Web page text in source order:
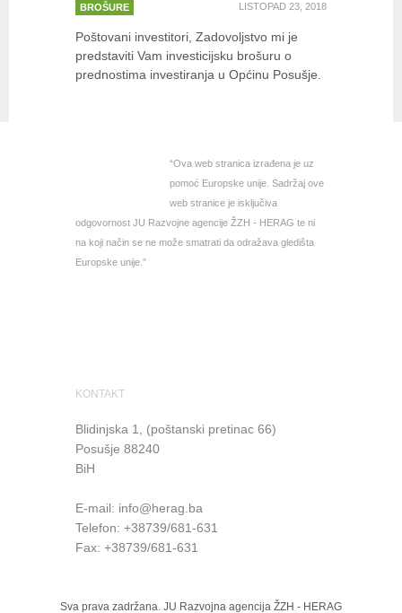
BROŠURE LISTOPAD 23, 2018
Poštovani investitori, Zadovoljstvo mi je
predstaviti Vam investicijsku brošuru o
prednostima investiranja u Općinu Posušje.
“Ova web stranica izrađena je uz
pomoć Europske unije. Sadržaj ove
web stranice je isključiva
odgovornost JU Razvojne agencije ŽZH - HERAG te ni
na koji način se ne može smatrati da odražava gledišta
Europske unije.”
KONTAKT
Blidinjska 1, (poštanski pretinac 66)
Posušje 88240
BiH
E-mail: info@herag.ba
Telefon: +38739/681-631
Fax: +38739/681-631
Sva prava zadržana. JU Razvojna agencija ŽZH - HERAG